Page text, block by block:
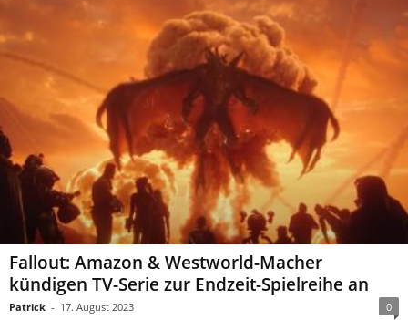
Fallout: Amazon & Westworld-Macher
kündigen TV-Serie zur Endzeit-Spielreihe an
Patrick - 17. August 2023 0